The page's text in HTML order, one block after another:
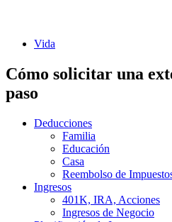
Vida
Cómo solicitar una
paso
Deducciones
Familia
Educación
Casa
Reembolso de
Ingresos
401K, IRA, Acciones
Ingresos de Negocio